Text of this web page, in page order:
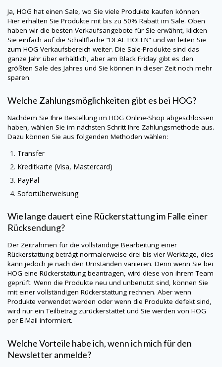
Ja, HOG hat einen Sale, wo Sie viele Produkte kaufen können.
Hier erhalten Sie Produkte mit bis zu 50% Rabatt im Sale. Oben
haben wir die besten Verkaufsangebote für Sie erwähnt, klicken
Sie einfach auf die Schaltfläche “DEAL HOLEN” und wir leiten Sie
zum HOG Verkaufsbereich weiter. Die Sale-Produkte sind das
ganze Jahr über erhältlich, aber am Black Friday gibt es den
größten Sale des Jahres und Sie können in dieser Zeit noch mehr
sparen.
Welche Zahlungsmöglichkeiten gibt es bei HOG?
Nachdem Sie Ihre Bestellung im HOG Online-Shop abgeschlossen
haben, wählen Sie im nächsten Schritt Ihre Zahlungsmethode aus.
Dazu können Sie aus folgenden Methoden wählen:
Transfer
Kreditkarte (Visa, Mastercard)
PayPal
Sofortüberweisung
Wie lange dauert eine Rückerstattung im Falle einer
Rücksendung?
Der Zeitrahmen für die vollständige Bearbeitung einer
Rückerstattung beträgt normalerweise drei bis vier Werktage, dies
kann jedoch je nach den Umständen variieren. Denn wenn Sie bei
HOG eine Rückerstattung beantragen, wird diese von ihrem Team
geprüft. Wenn die Produkte neu und unbenutzt sind, können Sie
mit einer vollständigen Rückerstattung rechnen. Aber wenn
Produkte verwendet werden oder wenn die Produkte defekt sind,
wird nur ein Teilbetrag zurückerstattet und Sie werden von HOG
per E-Mail informiert.
Welche Vorteile habe ich, wenn ich mich für den
Newsletter anmelde?